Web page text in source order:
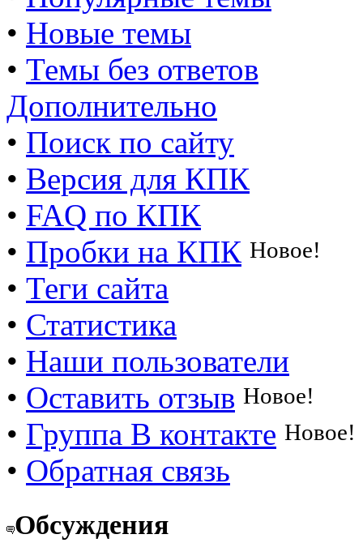
• Новые темы
• Темы без ответов
Дополнительно
• Поиск по сайту
• Версия для КПК
• FAQ по КПК
• Пробки на КПК Новое!
• Теги сайта
• Статистика
• Наши пользователи
• Оставить отзыв Новое!
• Группа В контакте Новое!
• Обратная связь
Обсуждения